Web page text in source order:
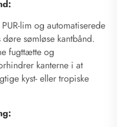
lim og automatiserede
sømløse kantbånd.
fugttætte og
kanterne i at
kyst- eller tropiske